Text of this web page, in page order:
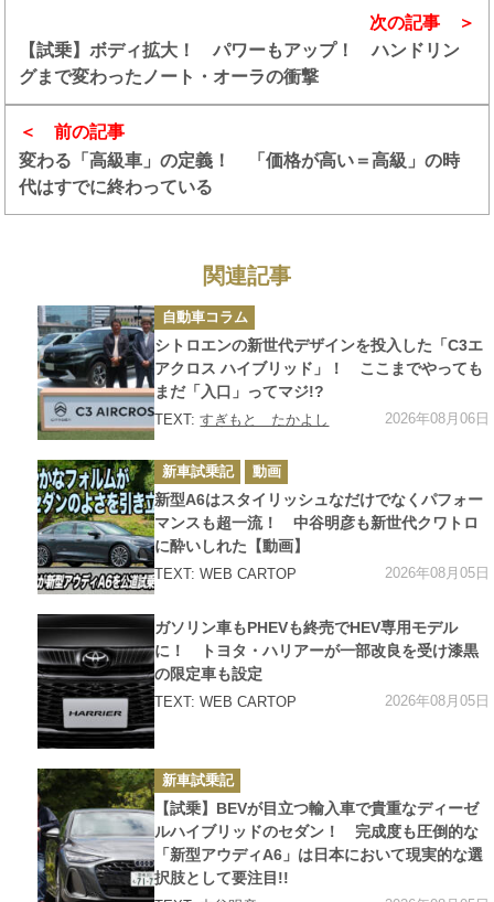
前の記事
変わる「高級車」の定義！ 「価格が高い＝高級」の時
代はすでに終わっている
次の記事
【試乗】ボディ拡大！ パワーもアップ！ ハンドリン
グまで変わったノート・オーラの衝撃
関連記事
カ
テ
ゴ
リ
ー
自動車コラム
シトロエンの新世代デザインを投入した「C3エ
アクロス ハイブリッド」！ ここまでやっても
まだ「入口」ってマジ!?
TEXT:すぎもと たかよし 2026年08月06日
カ
テ
ゴ
リ
ー
新車試乗記 動画
新型A6はスタイリッシュなだけでなくパフォー
マンスも超一流！ 中谷明彦も新世代クワトロ
に酔いしれた【動画】
TEXT: WEB CARTOP 2026年08月05日
カ
テ
ゴ
リ
ー
ガソリン車もPHEVも終売でHEV専用モデル
に！ トヨタ・ハリアーが一部改良を受け漆黒
の限定車も設定
TEXT: WEB CARTOP 2026年08月05日
カ
テ
ゴ
リ
ー
新車試乗記
【試乗】BEVが目立つ輸入車で貴重なディーゼ
ルハイブリッドのセダン！ 完成度も圧倒的な
「新型アウディA6」は日本において現実的な選
択肢として要注目!!